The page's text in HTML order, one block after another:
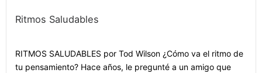
Ritmos Saludables
RITMOS SALUDABLES por Tod Wilson ¿Cómo va el ritmo de
tu pensamiento? Hace años, le pregunté a un amigo que